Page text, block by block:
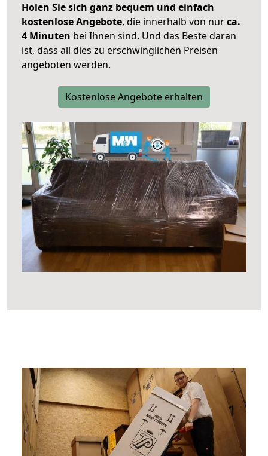
Holen Sie sich ganz bequem und einfach
kostenlose Angebote, die innerhalb von nurca.
4 Minuten bei Ihnen sind. Und das Beste daran
ist, dass all dies zu erschwinglichen Preisen
angeboten werden.
Kostenlose Angebote erhalten